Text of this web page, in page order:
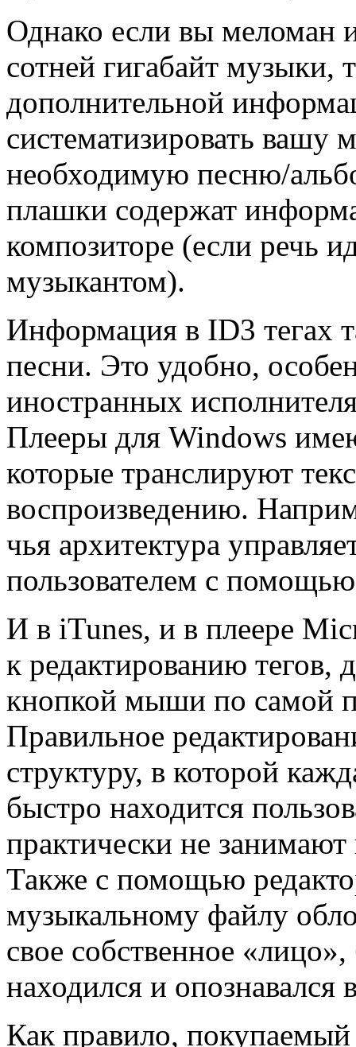
Однако если вы меломан
сотней гигабайт музыки,
дополнительной
систематизировать вашу
необходимую песню/
плашки содержат
композиторе (если речь
музыкантом).
Информация в ID3 тегах
песни. Это удобно,
иностранных
Плееры для Windows
которые транслируют
воспроизведению.
чья архитектура
пользователем с
И в iTunes, и в плеере
к редактированию тегов,
кнопкой мыши по самой
Правильное
структуру, в которой
быстро находится
практически не
Также с помощью
музыкальному файлу
свое собственное
находился и опознавался
Как правило,